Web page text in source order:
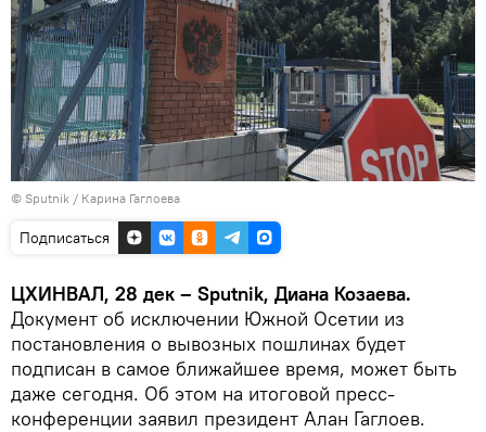
© Sputnik / Карина Гаглоева
Подписаться
ЦХИНВАЛ, 28 дек – Sputnik, Диана Козаева.
Документ об исключении Южной Осетии из
постановления о вывозных пошлинах будет
подписан в самое ближайшее время, может быть
даже сегодня. Об этом на итоговой пресс-
конференции заявил президент Алан Гаглоев.